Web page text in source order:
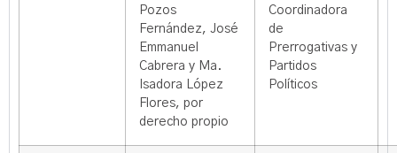
Pozos
Fernández, José
Emmanuel
Cabrera y Ma.
Isadora López
Flores, por
derecho propio
Coordinadora
de
Prerrogativas y
Partidos
Políticos